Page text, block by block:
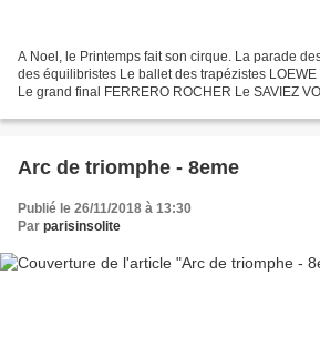
A Noel, le Printemps fait son cirque. La parade
des équilibristes Le ballet des trapézistes
Le grand final FERRERO ROCHER Le SAVIEZ
Arc de triomphe - 8eme
Publié le 26/11/2018 à 13:30
Par parisinsolite